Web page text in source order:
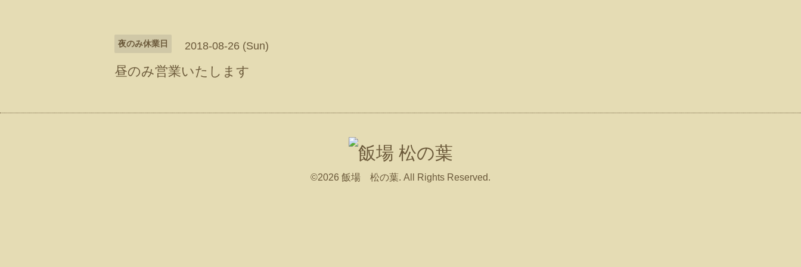
夜のみ休業日 2018-08-26 (Sun)
昼のみ営業いたします
©2026 飯場 松の葉. All Rights Reserved.